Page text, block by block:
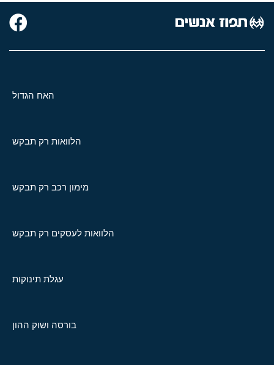
האח הגדול
הלוואות רק תבקש
מימון רכב רק תבקש
הלוואות לעסקים רק תבקש
עגלת תינוקות
בורסה ושוק ההון